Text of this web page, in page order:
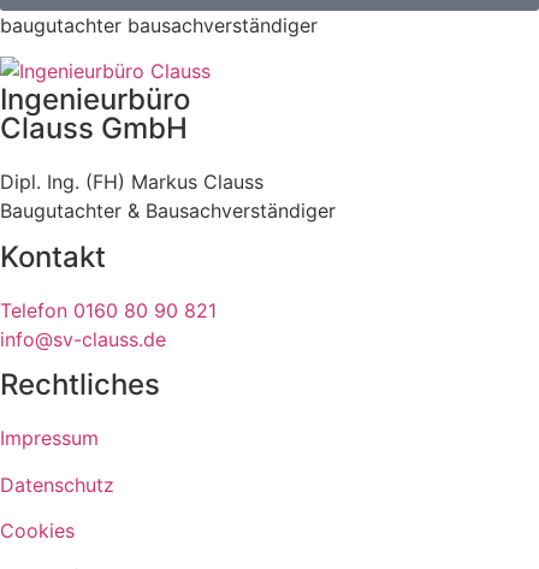
baugutachter bausachverständiger
Ingenieurbüro
Clauss GmbH
Dipl. Ing. (FH) Markus Clauss
Baugutachter & Bausachverständiger
Kontakt
Telefon 0160 80 90 821
info@sv-clauss.de
Rechtliches
Impressum
Datenschutz
Cookies